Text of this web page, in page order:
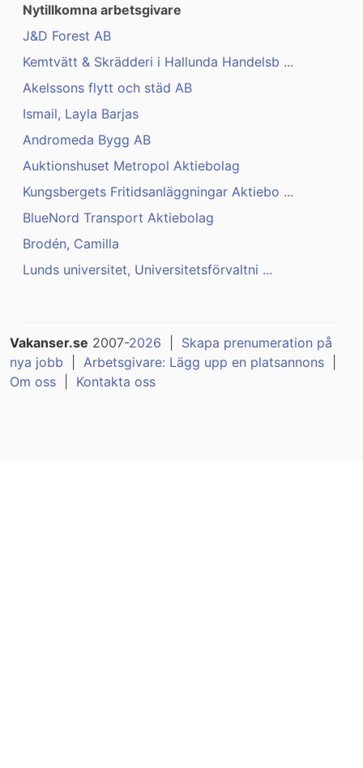
Nytillkomna arbetsgivare
J&D Forest AB
Kemtvätt & Skrädderi i Hallunda Handelsb ...
Akelssons flytt och städ AB
Ismail, Layla Barjas
Andromeda Bygg AB
Auktionshuset Metropol Aktiebolag
Kungsbergets Fritidsanläggningar Aktiebo ...
BlueNord Transport Aktiebolag
Brodén, Camilla
Lunds universitet, Universitetsförvaltni ...
Vakanser.se 2007-2026
Skapa prenumeration på
nya jobb
Arbetsgivare: Lägg upp en platsannons
Om oss
Kontakta oss